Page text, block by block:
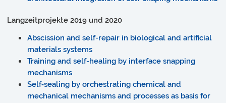
Langzeitprojekte 2019 und 2020
Abscission and self-repair in biological and artificial
materials systems
Training and self-healing by interface snapping
mechanisms
Self‐sealing by orchestrating chemical and
mechanical mechanisms and processes as basis for